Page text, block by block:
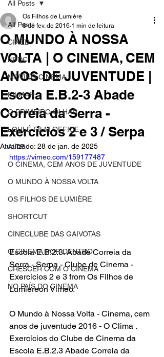
All Posts
CINED
NPDC
MOVING CINEMA
FILMAR
O PRIMEIRO OLHAR
LOULÉ FILM OFFICE
ALTE
O CINEMA, CEM ANOS DE JUVENTUDE
O MUNDO À NOSSA VOLTA
OS FILHOS DE LUMIÈRE
SHORTCUT
CINECLUBE DAS GAIVOTAS
O CINEMA POR DENTRO
CRESCER COM O CINEMA
NO PAÍS DO CINEMA
All Posts
O MUNDO À NOSSA
VOLTA | O CINEMA, CEM
ANOS DE JUVENTUDE |
Escola E.B.2-3 Abade
Correia da Serra -
Exercícios 2 e 3 / Serpa
Os Filhos de Lumière
8 de fev. de 2016 1 min de leitura
Atualizado: 28 de jan. de 2025
https://vimeo.com/159177487
Escola E.B.2.3. Abade Correia da
Serra - Serpa - Clube de Cinema -
Exercícios 2 e 3 from Os Filhos de
Lumiereon Vimeo.
O Mundo à Nossa Volta - Cinema, cem
anos de juventude 2016 - O Clima .
Exercícios do Clube de Cinema da
Escola E.B.2.3 Abade Correia da